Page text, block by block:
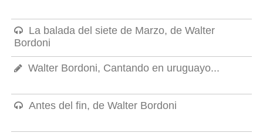
La balada del siete de Marzo, de Walter
Bordoni
Walter Bordoni, Cantando en uruguayo...
Antes del fin, de Walter Bordoni